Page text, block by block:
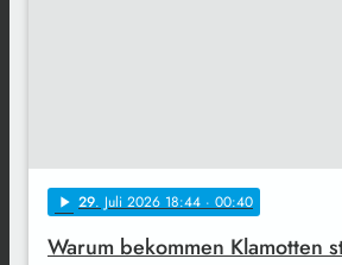
play_arrow 29. Juli 2026 18:44 · 00:40
Warum bekommen Klamotten